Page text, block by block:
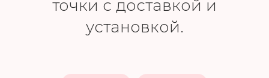
точки с доставкой и
установкой.